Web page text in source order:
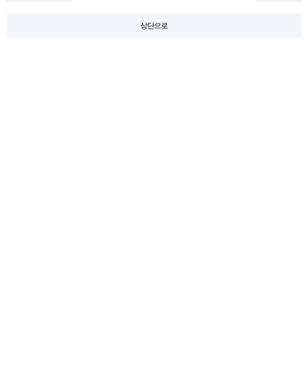
상단으로